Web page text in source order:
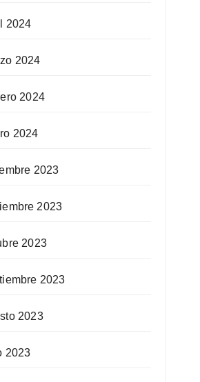
2024
2024
2024
2024
2023
2023
2023
2023
2023
2023